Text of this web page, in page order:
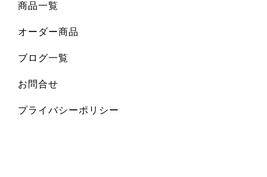
商品一覧
オーダー商品
ブログ一覧
お問合せ
プライバシーポリシー